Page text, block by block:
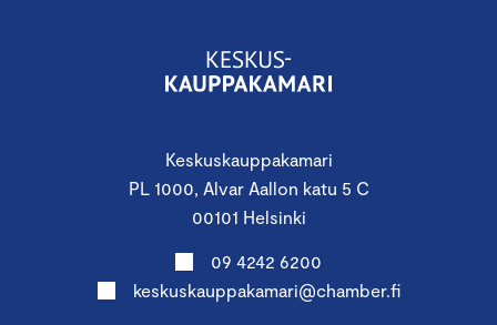
Keskuskauppakamari
PL 1000, Alvar Aallon katu 5 C
00101 Helsinki
09 4242 6200
keskuskauppakamari@chamber.fi